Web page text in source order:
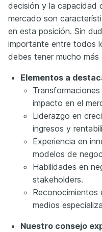
decisión y la capacidad
mercado son
en esta posición. Sin
importante entre todos
debes tener mucho
Elementos a
impacto en el
Liderazgo en
ingresos y
Experiencia en
modelos de
Habilidades en
stakeholders.
Reconocimientos
medios
Nuestro consejo